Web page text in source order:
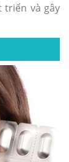
triển và gây